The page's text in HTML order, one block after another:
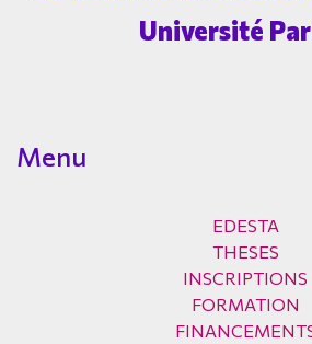
Université
Menu
EDESTA
THESES
INSCRIPTIONS
FORMATION